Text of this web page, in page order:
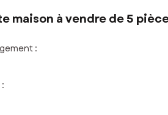
maison à vendre de 5
:
: